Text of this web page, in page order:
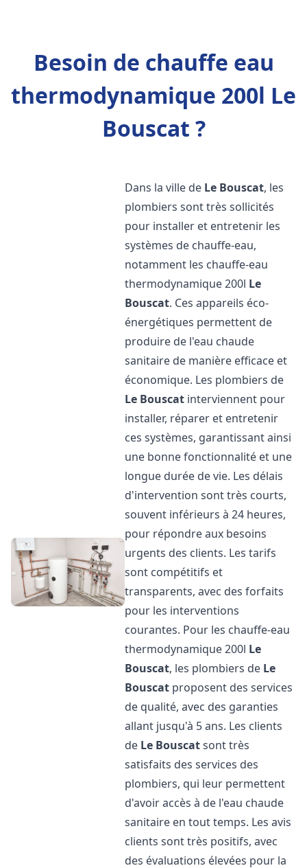
Besoin de chauffe eau
thermodynamique 200l Le
Bouscat ?
Dans la ville de Le Bouscat, les
plombiers sont très sollicités
pour installer et entretenir les
systèmes de chauffe-eau,
notamment les chauffe-eau
thermodynamique 200l Le
Bouscat. Ces appareils éco-
énergétiques permettent de
produire de l'eau chaude
sanitaire de manière efficace et
économique. Les plombiers de
Le Bouscat interviennent pour
installer, réparer et entretenir
ces systèmes, garantissant ainsi
une bonne fonctionnalité et une
longue durée de vie. Les délais
d'intervention sont très courts,
souvent inférieurs à 24 heures,
pour répondre aux besoins
urgents des clients. Les tarifs
sont compétitifs et
transparents, avec des forfaits
pour les interventions
courantes. Pour les chauffe-eau
thermodynamique 200l Le
Bouscat, les plombiers de Le
Bouscat proposent des services
de qualité, avec des garanties
allant jusqu'à 5 ans. Les clients
de Le Bouscatsont très
satisfaits des services des
plombiers, qui leur permettent
d'avoir accès à de l'eau chaude
sanitaire en tout temps. Les avis
clients sont très positifs, avec
des évaluations élevées pour la